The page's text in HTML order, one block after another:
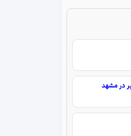
در مشهد